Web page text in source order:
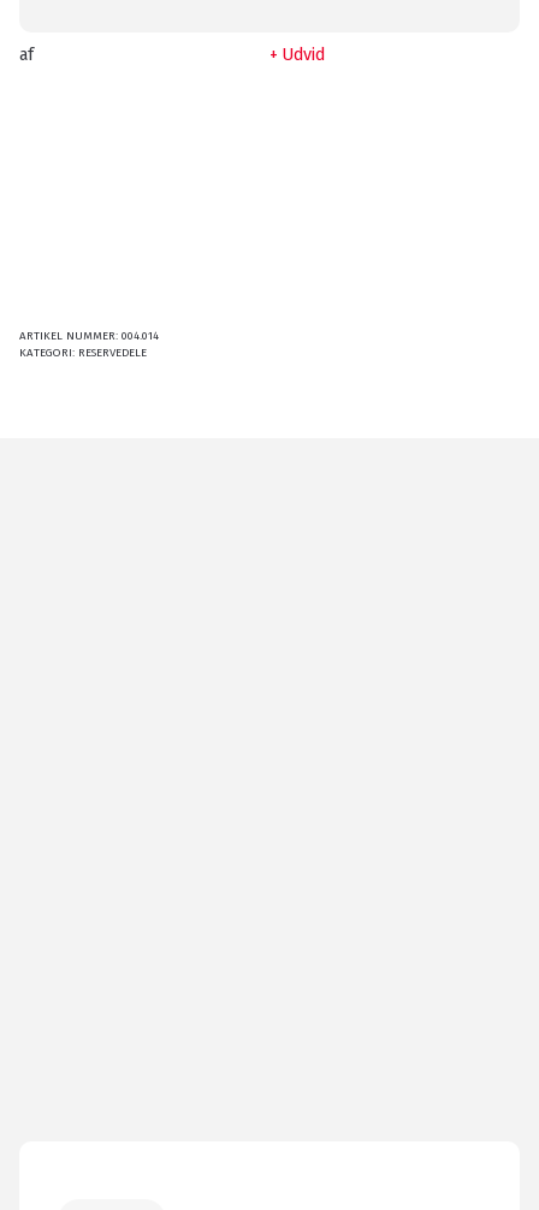
af Udvid
ARTIKEL NUMMER: 004.014
KATEGORI: RESERVEDELE